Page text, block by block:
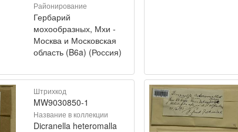
Районирование
Гербарий
мохообразных, Мхи -
Москва и Московская
область (B6a) (Россия)
Штрихкод
MW9030850-1
Название в коллекции
Dicranella heteromalla